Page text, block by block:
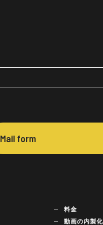
Mail form
料金
動画の内製化